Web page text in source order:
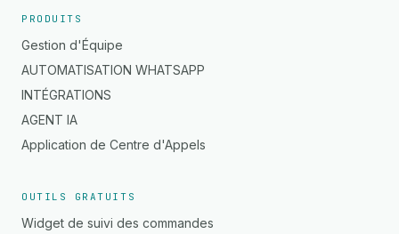
PRODUITS
Gestion d'Équipe
AUTOMATISATION WHATSAPP
INTÉGRATIONS
AGENT IA
Application de Centre d'Appels
OUTILS GRATUITS
Widget de suivi des commandes